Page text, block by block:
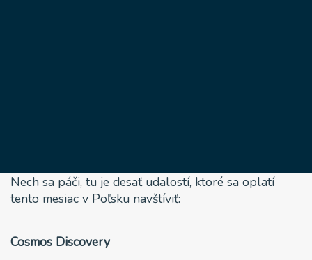
Nech sa páči, tu je desať udalostí, ktoré sa oplatí
tento mesiac v Poľsku navštíviť:
Cosmos Discovery